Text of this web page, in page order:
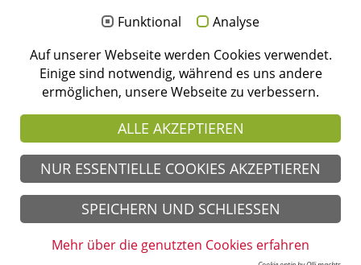
Webmail
Mediathek
Moodle
Personen
Alumninetzwerk
Stellenausschreibungen
Campus Management
IT Services
SOCIAL MEDIA
Funktional
Analyse
Auf unserer Webseite werden Cookies verwendet.
Einige sind notwendig, während es uns andere
ermöglichen, unsere Webseite zu verbessern.
ALLE AKZEPTIEREN
NUR ESSENTIELLE COOKIES AKZEPTIEREN
SPEICHERN UND SCHLIESSEN
Mehr über die genutzten Cookies erfahren